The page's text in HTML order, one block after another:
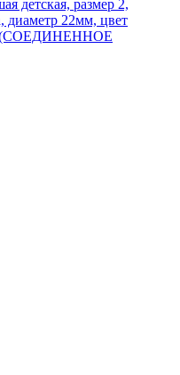
детская, размер 2,
диаметр 22мм, цвет
(СОЕДИНЕННОЕ